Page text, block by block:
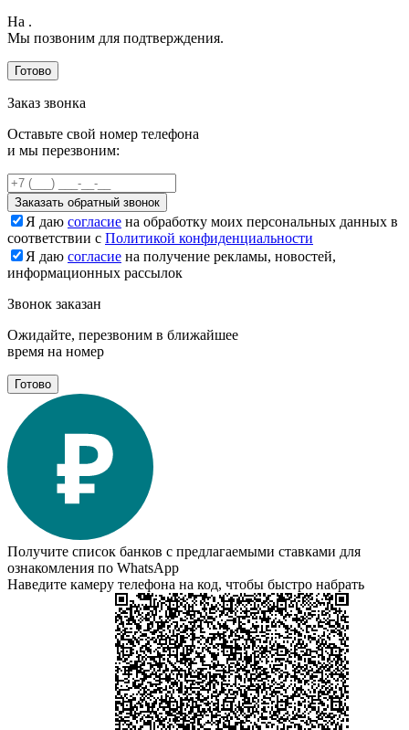
На .
Мы позвоним для подтверждения.
Готово
Заказ звонка
Оставьте свой номер телефона
и мы перезвоним:
Заказать обратный звонок
Я даю согласие на обработку моих персональных данных в
соответствии с Политикой конфиденциальности
Я даю согласие на получение рекламы, новостей,
информационных рассылок
Звонок заказан
Ожидайте, перезвоним в ближайшее
время на номер
Готово
Получите список банков с предлагаемыми ставками для
ознакомления по WhatsApp
Наведите камеру телефона на код, чтобы быстро набрать